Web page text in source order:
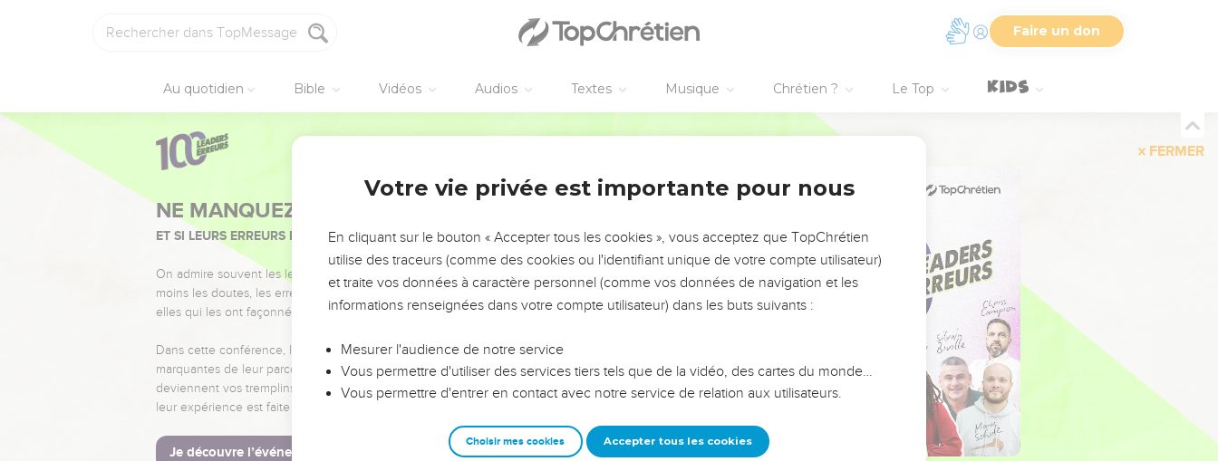
Faire un don
Au quotidien Bible Vidéos Audios Textes Musique Chrétien ? Le Top
FERMER
NE MANQUEZ PAS L’ÉVÉNEMENT DE L’ANNÉE !
ET SI LEURS ERREURS POUVAIENT VOUS ÉVITER LES VOTRES ?
On admire souvent les leaders pour leurs réussites, leur impact, leur foi ou leur vision. Mais on voit
moins les doutes, les erreurs et les saisons difficiles qu'ils ont traversés, alors même que ce sont
elles qui les ont façonnés.
Dans cette conférence, leaders, entrepreneurs, et responsables reviennent sur les erreurs
marquantes de leur parcours et les clés pour avancer avec plus de sagesse afin que leurs erreurs
deviennent vos tremplins. Que vous guidiez un ministère, une équipe, un groupe ou une famille,
leur expérience est faite pour vous.
Je découvre l’événement
Votre vie privée est importante pour nous
En cliquant sur le bouton « Accepter tous les cookies », vous acceptez que TopChrétien
utilise des traceurs (comme des cookies ou l'identifiant unique de votre compte utilisateur)
et traite vos données à caractère personnel (comme vos données de navigation et les
informations renseignées dans votre compte utilisateur) dans les buts suivants :
Mesurer l'audience de notre service
Vous permettre d'utiliser des services tiers tels que de la vidéo, des cartes du monde…
Vous permettre d'entrer en contact avec notre service de relation aux utilisateurs.
Choisir mes cookies Accepter tous les cookies